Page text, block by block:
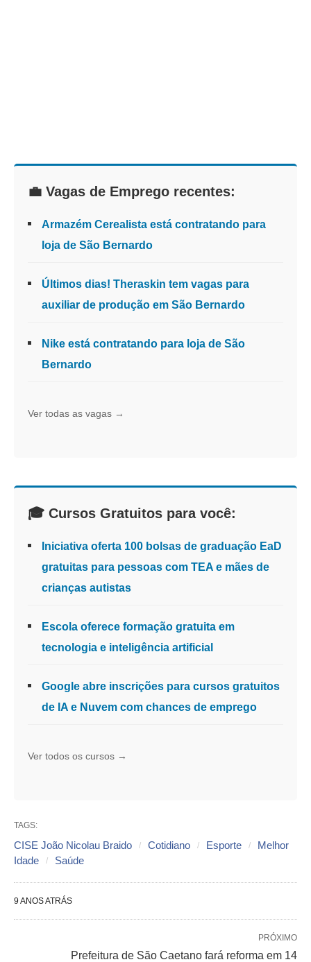
💼 Vagas de Emprego recentes:
Armazém Cerealista está contratando para
loja de São Bernardo
Últimos dias! Theraskin tem vagas para
auxiliar de produção em São Bernardo
Nike está contratando para loja de São
Bernardo
Ver todas as vagas →
🎓 Cursos Gratuitos para você:
Iniciativa oferta 100 bolsas de graduação EaD
gratuitas para pessoas com TEA e mães de
crianças autistas
Escola oferece formação gratuita em
tecnologia e inteligência artificial
Google abre inscrições para cursos gratuitos
de IA e Nuvem com chances de emprego
Ver todos os cursos →
TAGS:
CISE João Nicolau Braido Cotidiano Esporte
Melhor
Idade
Saúde
9 ANOS ATRÁS
PRÓXIMO
Prefeitura de São Caetano fará reforma em 14